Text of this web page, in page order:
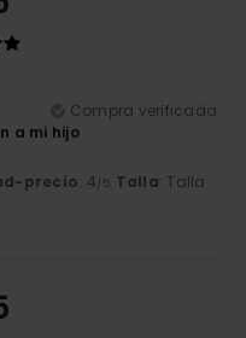
Compra verificada
a mi hijo
precio: 4/5 Talla: Talla